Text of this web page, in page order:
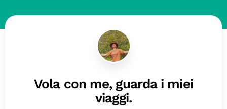
Vola con me, guarda i miei
viaggi.